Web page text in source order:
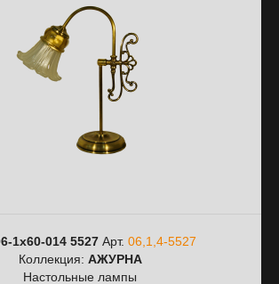
1х60-014 5527 Арт. 06,1,4-5527
Коллекция: АЖУРНА
Настольные лампы